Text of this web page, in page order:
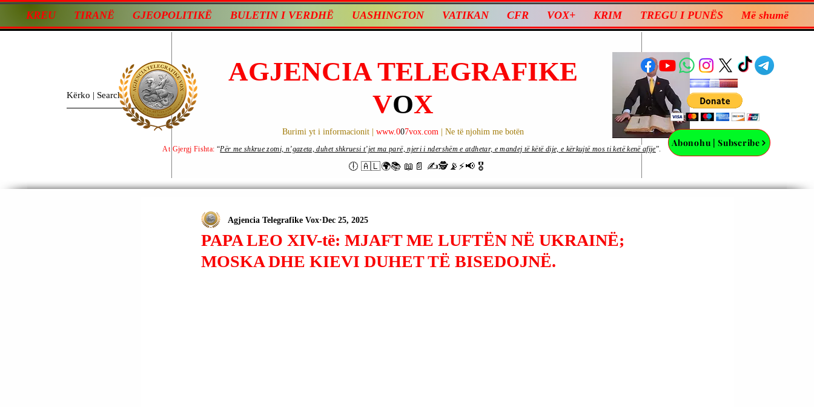
KREU TIRANË GJEOPOLITIKË BULETIN I VERDHË UASHINGTON VATIKAN CFR VOX+ KRIM TREGU I PUNËS Më shumë
AGJENCIA TELEGRAFIKE
VOX
Burimi yt i informacionit | www.007vox.com | Ne të njohim me botën
🕕 🇦🇱🌍📚 📖📄 ✍🕵️📡⚡️📢 🎖
Abonohu | Subscribe
At Gjergj Fishta: “Për me shkrue zotni, n’gazeta, duhet shkruesi t’jet ma parë, njeri i ndershëm e atdhetar, e mandej të këtë dije, e kërkujtë mos ti ketë kenë afije”.
PAPA LEO XIV-të: MJAFT ME LUFTËN NË UKRAINË;
MOSKA DHE KIEVI DUHET TË BISEDOJNË.
Agjencia Telegrafike Vox Dec 25, 2025